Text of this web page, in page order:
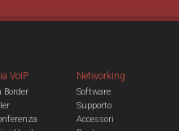
VoIP
Border
Networking
Software
Supporto
Accessori